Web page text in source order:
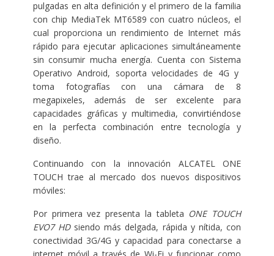
pulgadas en alta definición y el primero de la familia
con chip MediaTek MT6589 con cuatro núcleos, el
cual proporciona un rendimiento de Internet más
rápido para ejecutar aplicaciones simultáneamente
sin consumir mucha energía. Cuenta con Sistema
Operativo Android, soporta velocidades de 4G y
toma fotografías con una cámara de 8
megapixeles, además de ser excelente para
capacidades gráficas y multimedia, convirtiéndose
en la perfecta combinación entre tecnología y
diseño.
Continuando con la innovación ALCATEL ONE
TOUCH trae al mercado dos nuevos dispositivos
móviles:
Por primera vez presenta la tableta ONE TOUCH
EVO7 HDsiendo más delgada, rápida y nítida, con
conectividad 3G/4G y capacidad para conectarse a